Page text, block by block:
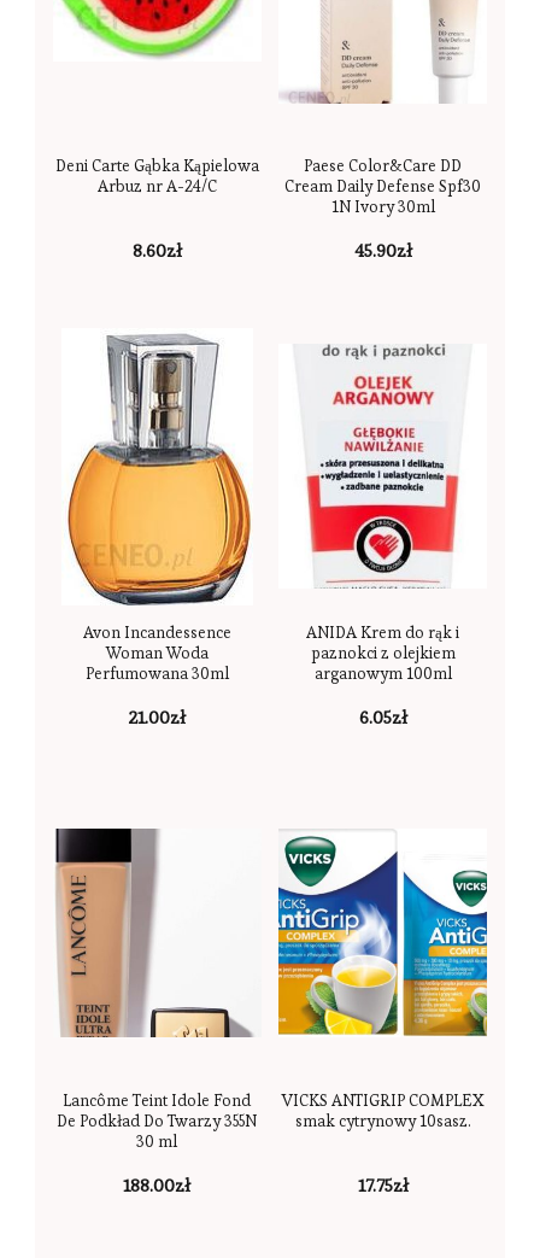
Deni Carte Gąbka Kąpielowa
Arbuz nr A-24/C
8.60zł
Paese Color&Care DD
Cream Daily Defense Spf30
1N Ivory 30ml
45.90zł
Avon Incandessence
Woman Woda
Perfumowana 30ml
21.00zł
ANIDA Krem do rąk i
paznokci z olejkiem
arganowym 100ml
6.05zł
Lancôme Teint Idole Fond
De Podkład Do Twarzy 355N
30 ml
188.00zł
VICKS ANTIGRIP COMPLEX
smak cytrynowy 10sasz.
17.75zł